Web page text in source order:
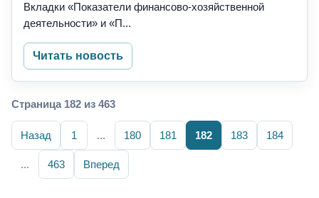
Вкладки «Показатели финансово-хозяйственной
деятельности» и «П...
Читать новость
Страница 182 из 463
Назад 1 ... 180 181 182 183 184
... 463 Вперед